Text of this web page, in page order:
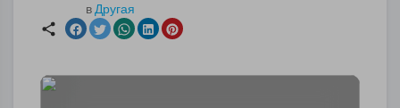
в Другая